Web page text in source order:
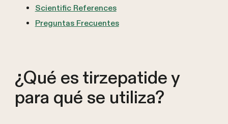
Scientific References
Preguntas Frecuentes
¿Qué es tirzepatide y
para qué se utiliza?